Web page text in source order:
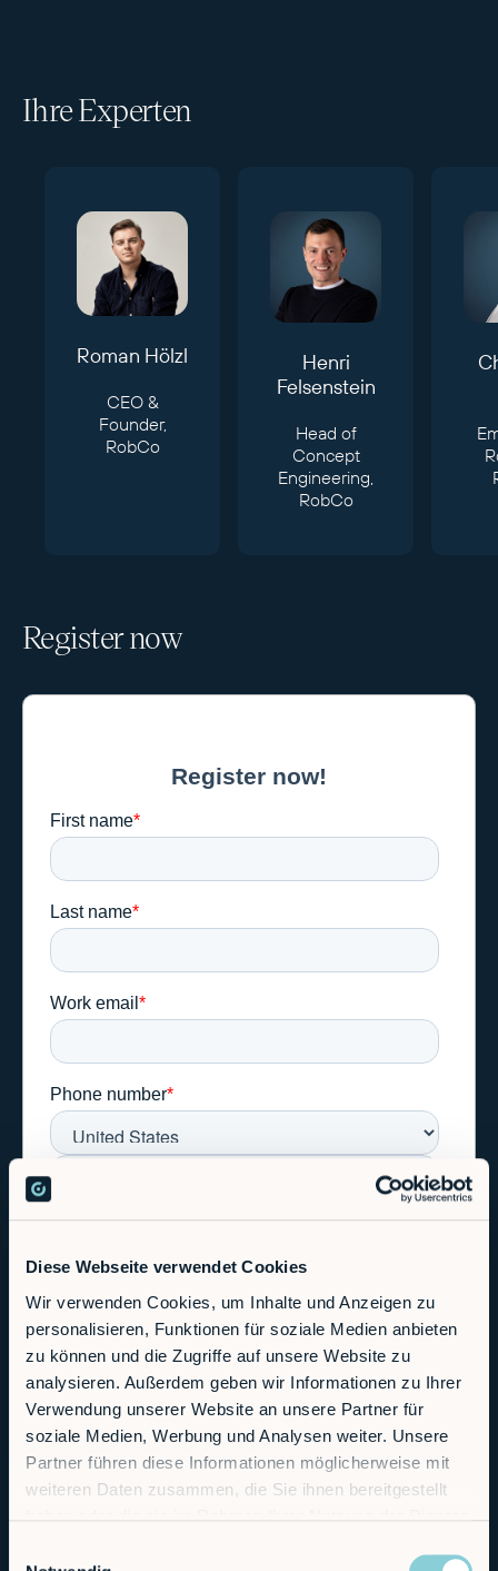
Diese Webseite verwendet Cookies
Wir verwenden Cookies, um Inhalte und Anzeigen zu
personalisieren, Funktionen für soziale Medien anbieten
zu können und die Zugriffe auf unsere Website zu
analysieren. Außerdem geben wir Informationen zu Ihrer
Verwendung unserer Website an unsere Partner für
soziale Medien, Werbung und Analysen weiter. Unsere
Partner führen diese Informationen möglicherweise mit
weiteren Daten zusammen, die Sie ihnen bereitgestellt
Ihre Experten
Roman Hölzl
CEO &
Founder,
RobCo
Henri
Felsenstein
Head of
Concept
Engineering,
RobCo
Register now